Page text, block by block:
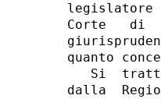
legislatore
Corte   di
quanto
Si
dalla